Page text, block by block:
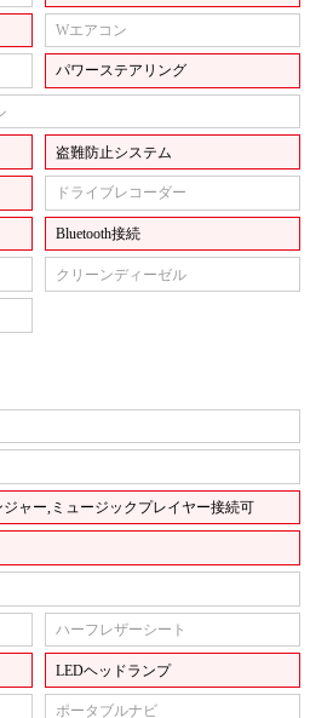
Wエアコン
パワーステアリング
盗難防止システム
ドライブレコーダー
Bluetooth接続
クリーンディーゼル
ャー,ミュージックプレイヤー接続可
ハーフレザーシート
LEDヘッドランプ
ポータブルナビ